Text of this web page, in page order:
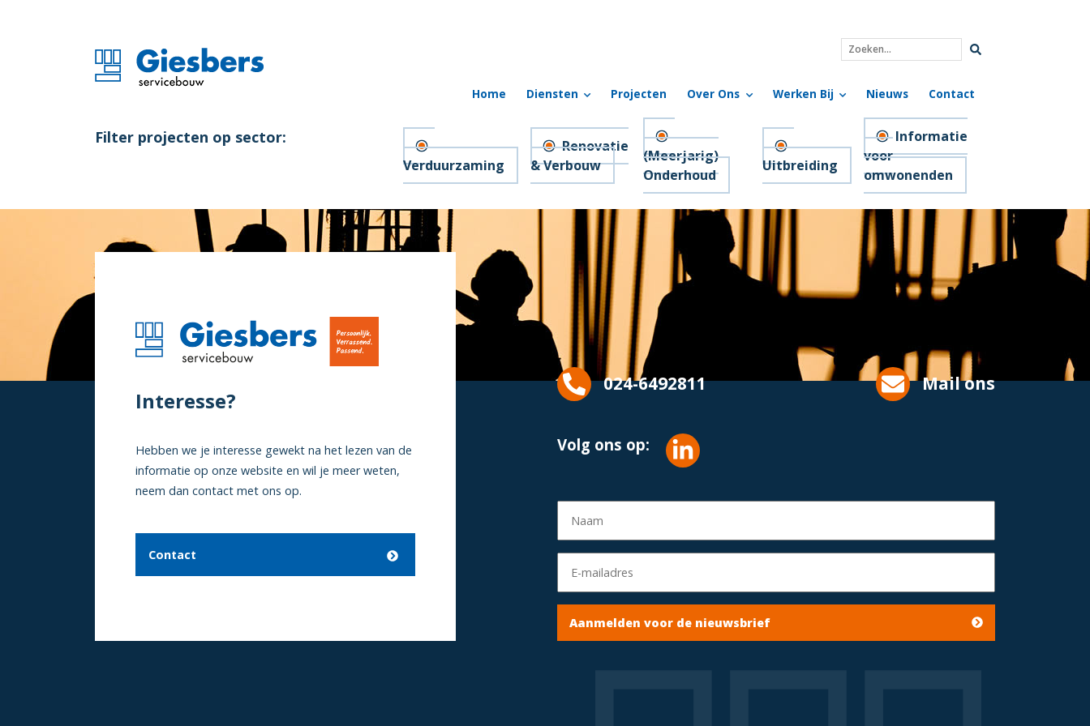
Zoeken...
Home Diensten Projecten Over Ons Werken Bij Nieuws Contact
Filter projecten op sector:
Verduurzaming
Renovatie
& Verbouw
(Meerjarig)
Onderhoud
Uitbreiding
Informatie
voor
omwonenden
Interesse?
Hebben we je interesse gewekt na het lezen van de
informatie op onze website en wil je meer weten,
neem dan contact met ons op.
Contact
024-6492811 Mail ons
Volg ons op:
Aanmelden voor de nieuwsbrief